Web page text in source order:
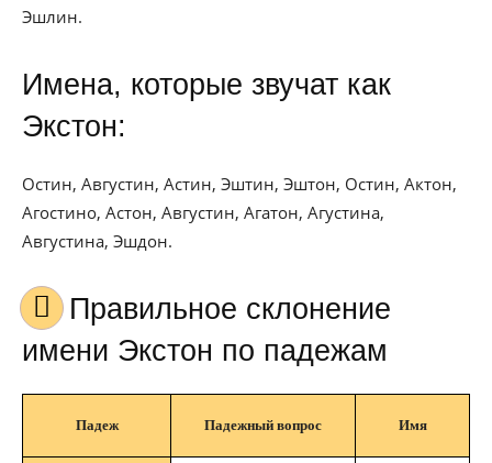
Эшлин.
Имена, которые звучат как
Экстон:
Остин, Августин, Астин, Эштин, Эштон, Остин, Актон,
Агостино, Астон, Августин, Агатон, Агустина,
Августина, Эшдон.
Правильное склонение
имени Экстон по падежам
Падеж Падежный вопрос Имя